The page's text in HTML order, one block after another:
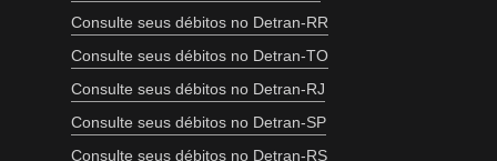
Consulte seus débitos no Detran-RR
Consulte seus débitos no Detran-TO
Consulte seus débitos no Detran-RJ
Consulte seus débitos no Detran-SP
Consulte seus débitos no Detran-RS